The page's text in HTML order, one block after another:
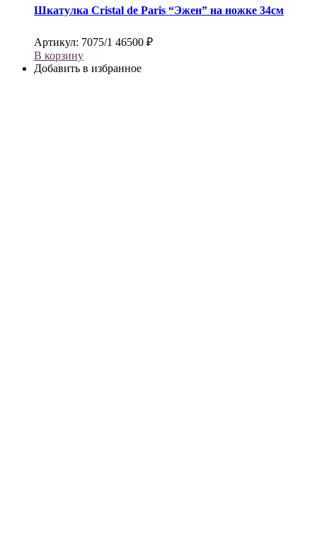
Шкатулка Cristal de Paris “Эжен” на ножке 34см
Артикул: 7075/1 46500 ₽
В корзину
Добавить в избранное